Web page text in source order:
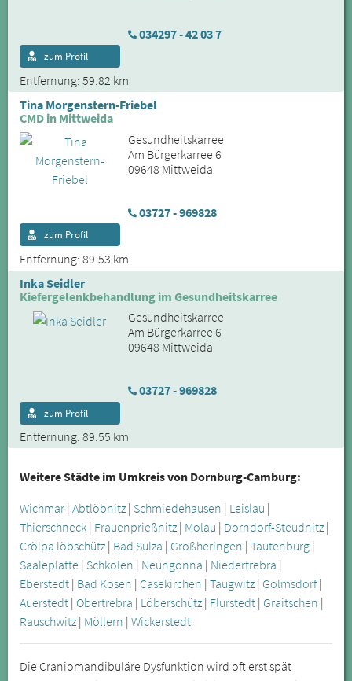
034297 - 42 03 7
Entfernung: 59.82 km
zum Profil
Tina Morgenstern-Friebel
CMD in Mittweida
Gesundheitskarree
Am Bürgerkarree 6
09648 Mittweida
03727 - 969828
Entfernung: 89.53 km
zum Profil
Inka Seidler
Kiefergelenkbehandlung im Gesundheitskarree
Gesundheitskarree
Am Bürgerkarree 6
09648 Mittweida
03727 - 969828
Entfernung: 89.55 km
zum Profil
Weitere Städte im Umkreis von Dornburg-Camburg:
Wichmar | Abtlöbnitz | Schmiedehausen | Leislau |
Thierschneck | Frauenprießnitz | Molau | Dorndorf-Steudnitz |
Crölpa löbschütz | Bad Sulza | Großheringen | Tautenburg |
Saaleplatte | Schkölen | Neüngönna | Niedertrebra |
Eberstedt | Bad Kösen | Casekirchen | Taugwitz | Golmsdorf|
Auerstedt | Obertrebra | Löberschütz | Flurstedt | Graitschen |
Rauschwitz | Möllern | Wickerstedt
Die Craniomandibuläre Dysfunktion wird oft erst spät